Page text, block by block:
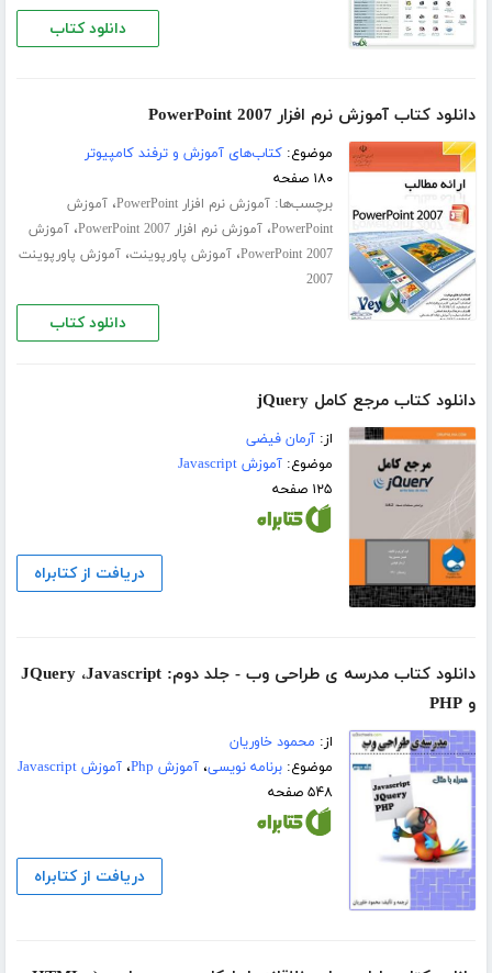
دانلود کتاب
دانلود کتاب آموزش نرم افزار PowerPoint 2007
موضوع:کتاب‌های آموزش و ترفند کامپیوتر
۱۸۰ صفحه
برچسب‌ها:آموزش نرم افزار PowerPoint ،آموزش
PowerPoint،آموزش نرم افزار PowerPoint 2007 ،آموزش
PowerPoint 2007،آموزش پاورپوینت،آموزش پاورپوینت
2007
دانلود کتاب
دانلود کتاب مرجع کامل jQuery
از:آرمان فیضی
موضوع:آموزش Javascript
۱۲۵ صفحه
دریافت از کتابراه
دانلود کتاب مدرسه ی طراحی وب - جلد دوم: JQuery ،Javascript
و PHP
از: محمود خاوریان
موضوع:برنامه نویسی،آموزش Php ،آموزش Javascript
۵۴۸ صفحه
دریافت از کتابراه